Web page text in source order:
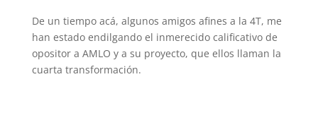
De un tiempo acá, algunos amigos afines a la 4T, me
han estado endilgando el inmerecido calificativo de
opositor a AMLO y a su proyecto, que ellos llaman la
cuarta transformación.